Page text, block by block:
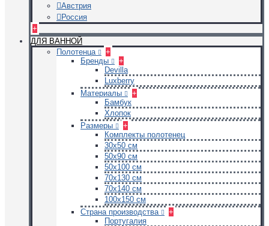
Австрия
Россия
+
ДЛЯ ВАННОЙ
Полотенца
+
Бренды
+
Devilla
Luxberry
Материалы
+
Бамбук
Хлопок
Размеры
+
Комплекты полотенец
30х50 см
50х90 см
50х100 см
70х130 см
70х140 см
100х150 см
Страна производства
+
Португалия